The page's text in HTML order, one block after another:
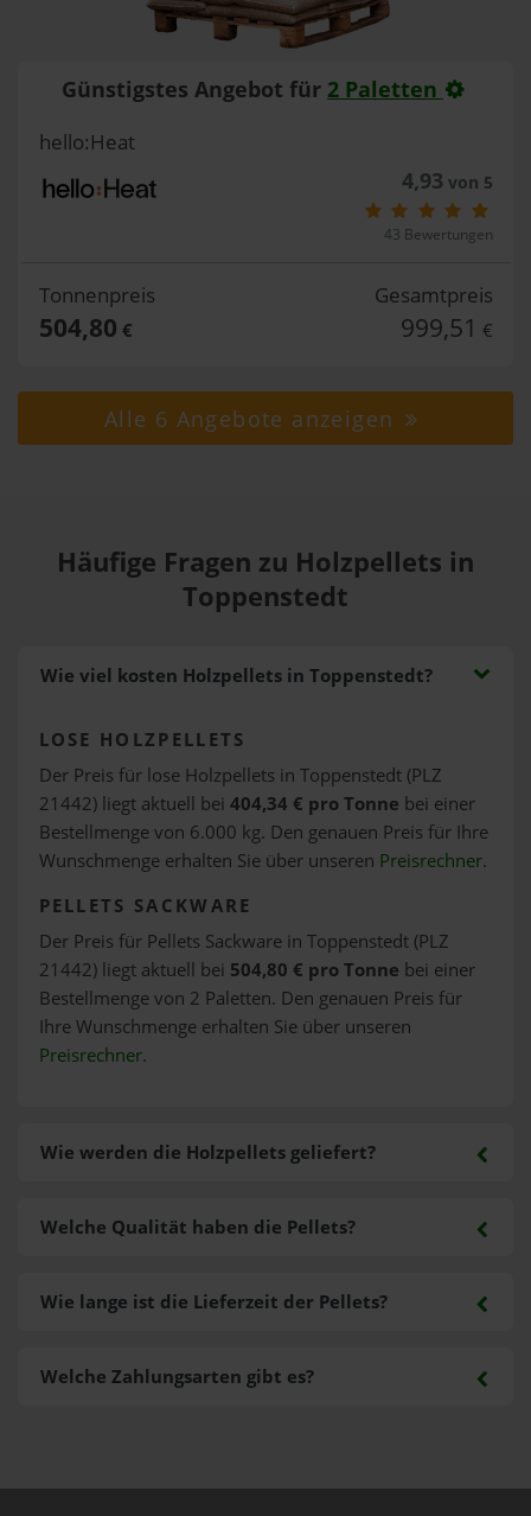
Günstigstes Angebot für 2 Paletten
hello:Heat
4,93 von 5
43 Bewertungen
Tonnenpreis
504,80 €
Gesamtpreis
999,51 €
Alle 6 Angebote anzeigen
Häufige Fragen zu Holzpellets in
Toppenstedt
Wie viel kosten Holzpellets in Toppenstedt?
LOSE HOLZPELLETS
Der Preis für lose Holzpellets in Toppenstedt (PLZ
21442) liegt aktuell bei 404,34 € pro Tonne bei einer
Bestellmenge von 6.000 kg. Den genauen Preis für Ihre
Wunschmenge erhalten Sie über unseren Preisrechner.
PELLETS SACKWARE
Der Preis für Pellets Sackware in Toppenstedt (PLZ
21442) liegt aktuell bei 504,80 € pro Tonne bei einer
Bestellmenge von 2 Paletten. Den genauen Preis für
Ihre Wunschmenge erhalten Sie über unseren
Preisrechner.
Wie werden die Holzpellets geliefert?
Welche Zahlungsarten gibt es?
Welche Qualität haben die Pellets?
Wie lange ist die Lieferzeit der Pellets?